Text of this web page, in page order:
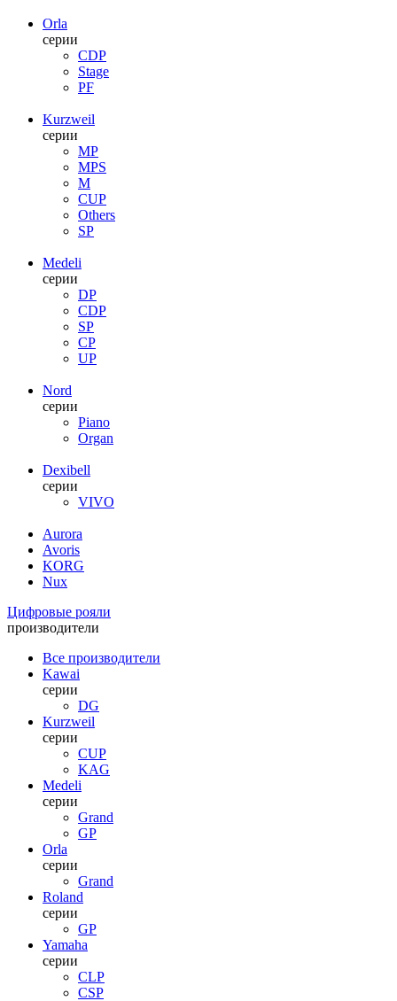
Orla
серии
CDP
Stage
PF
Kurzweil
серии
MP
MPS
M
CUP
Others
SP
Medeli
серии
DP
CDP
SP
CP
UP
Nord
серии
Piano
Organ
Dexibell
серии
VIVO
Aurora
Avoris
KORG
Nux
Цифровые рояли
производители
Все производители
Kawai
серии
DG
Kurzweil
серии
CUP
KAG
Medeli
серии
Grand
GP
Orla
серии
Grand
Roland
серии
GP
Yamaha
серии
CLP
CSP